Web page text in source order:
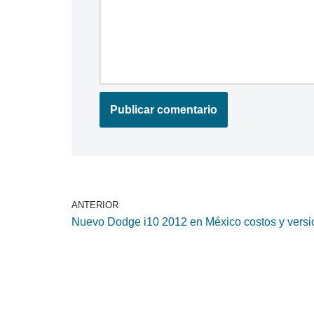
ANTERIOR
Nuevo Dodge i10 2012 en México costos y